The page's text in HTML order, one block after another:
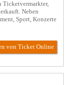
Ticketvermarkter,
Neben
Sport, Konzerte
von Ticket Online